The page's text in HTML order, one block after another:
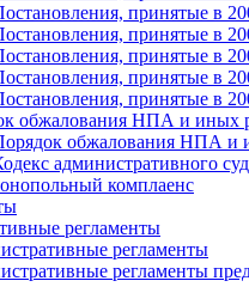
принятые в
принятые в
принятые в
принятые в
принятые в
обжалования НПА и иных
обжалования НПА и
административного
комплаенс
регламенты
регламенты
регламенты